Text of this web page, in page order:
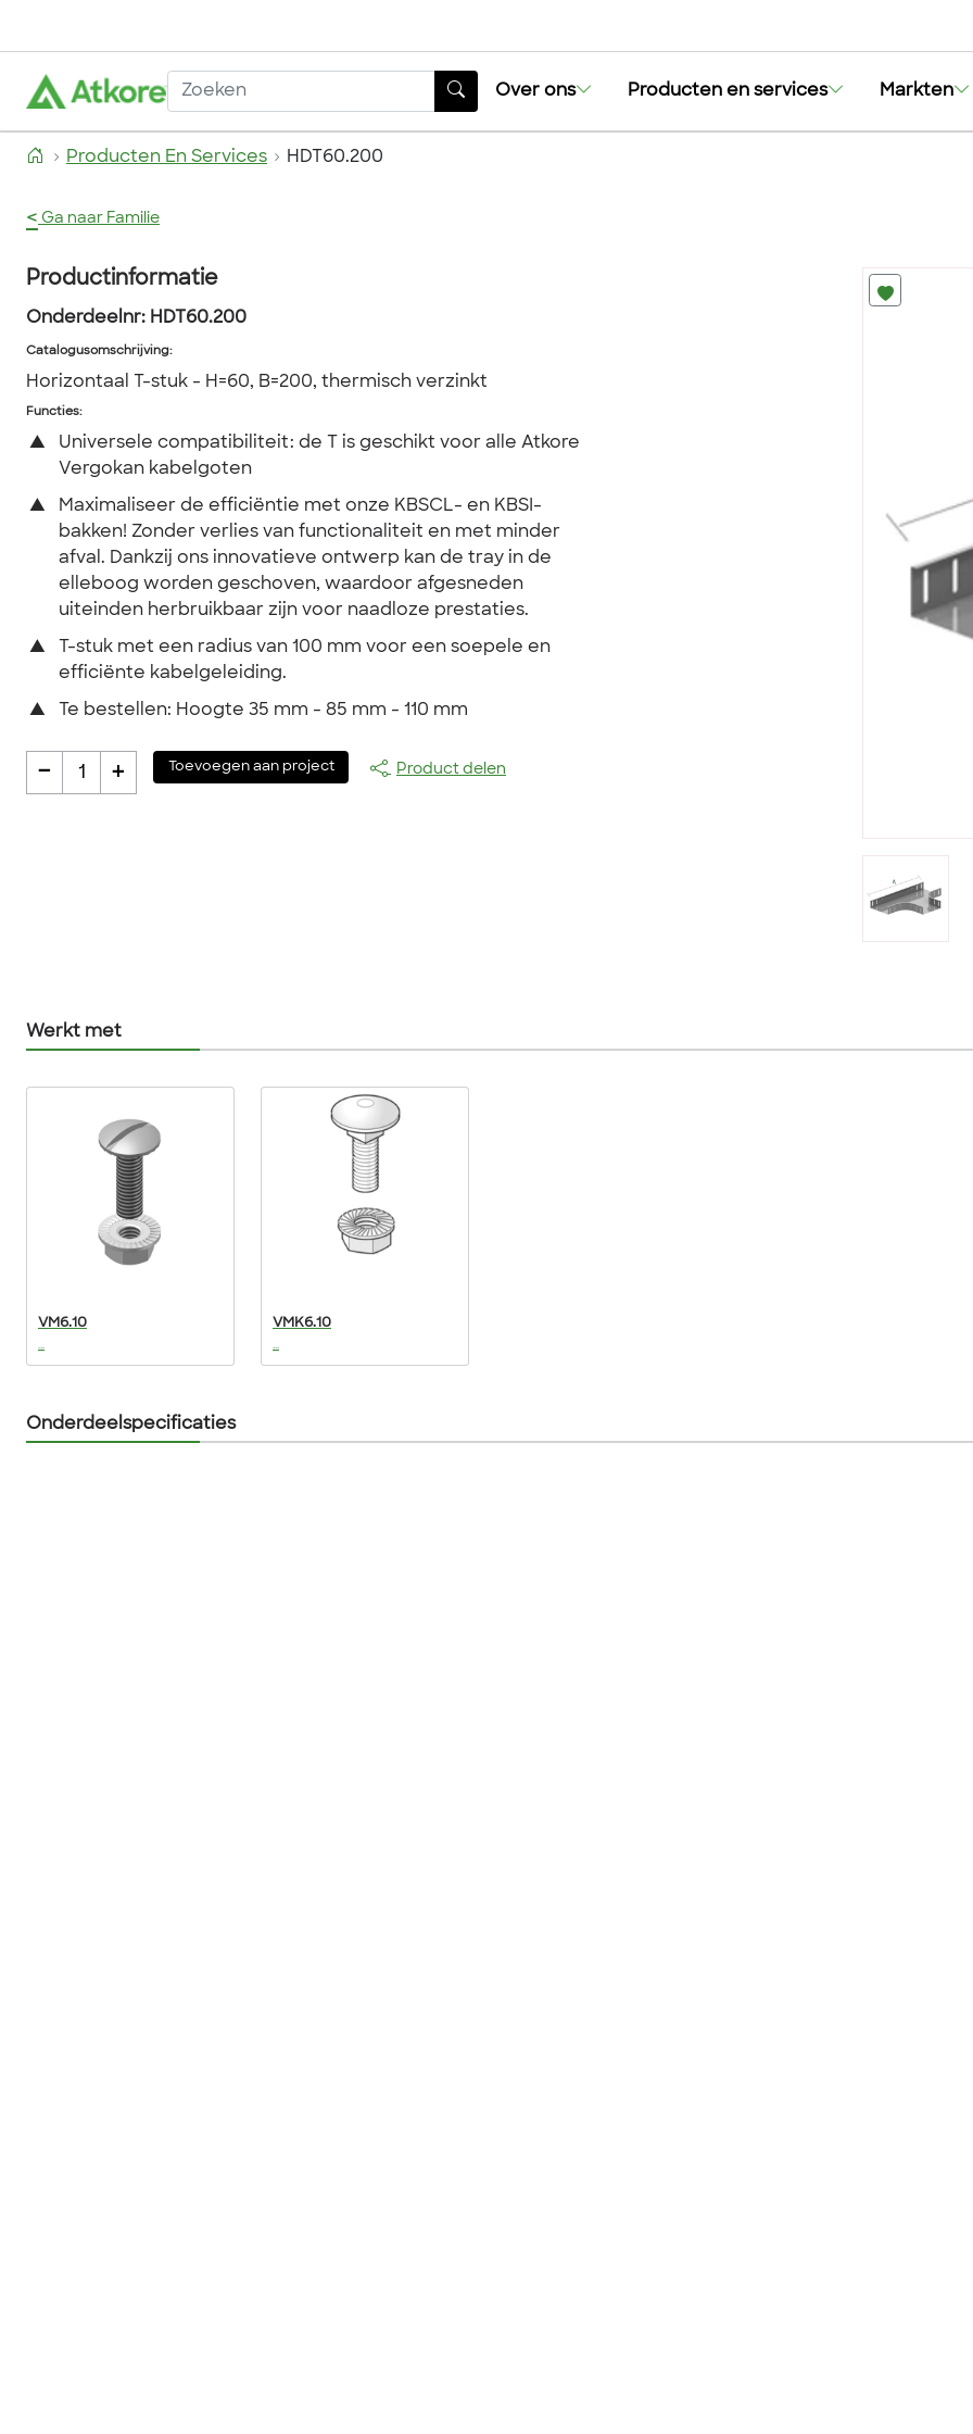
Over ons Producten en services Markten
Producten En Services HDT60.200
< Ga naar Familie
Productinformatie
Onderdeelnr: HDT60.200
Catalogusomschrijving:
Horizontaal T-stuk - H=60, B=200, thermisch verzinkt
Functies:
▲
Universele compatibiliteit: de T is geschikt voor alle Atkore
Vergokan kabelgoten
▲
Maximaliseer de efficiëntie met onze KBSCL- en KBSI-
bakken! Zonder verlies van functionaliteit en met minder
afval. Dankzij ons innovatieve ontwerp kan de tray in de
elleboog worden geschoven, waardoor afgesneden
uiteinden herbruikbaar zijn voor naadloze prestaties.
▲
T-stuk met een radius van 100 mm voor een soepele en
efficiënte kabelgeleiding.
▲ Te bestellen: Hoogte 35 mm - 85 mm - 110 mm
- 1 + Toevoegen aan project Product delen
Werkt met
VM6.10
...
VMK6.10
...
Onderdeelspecificaties